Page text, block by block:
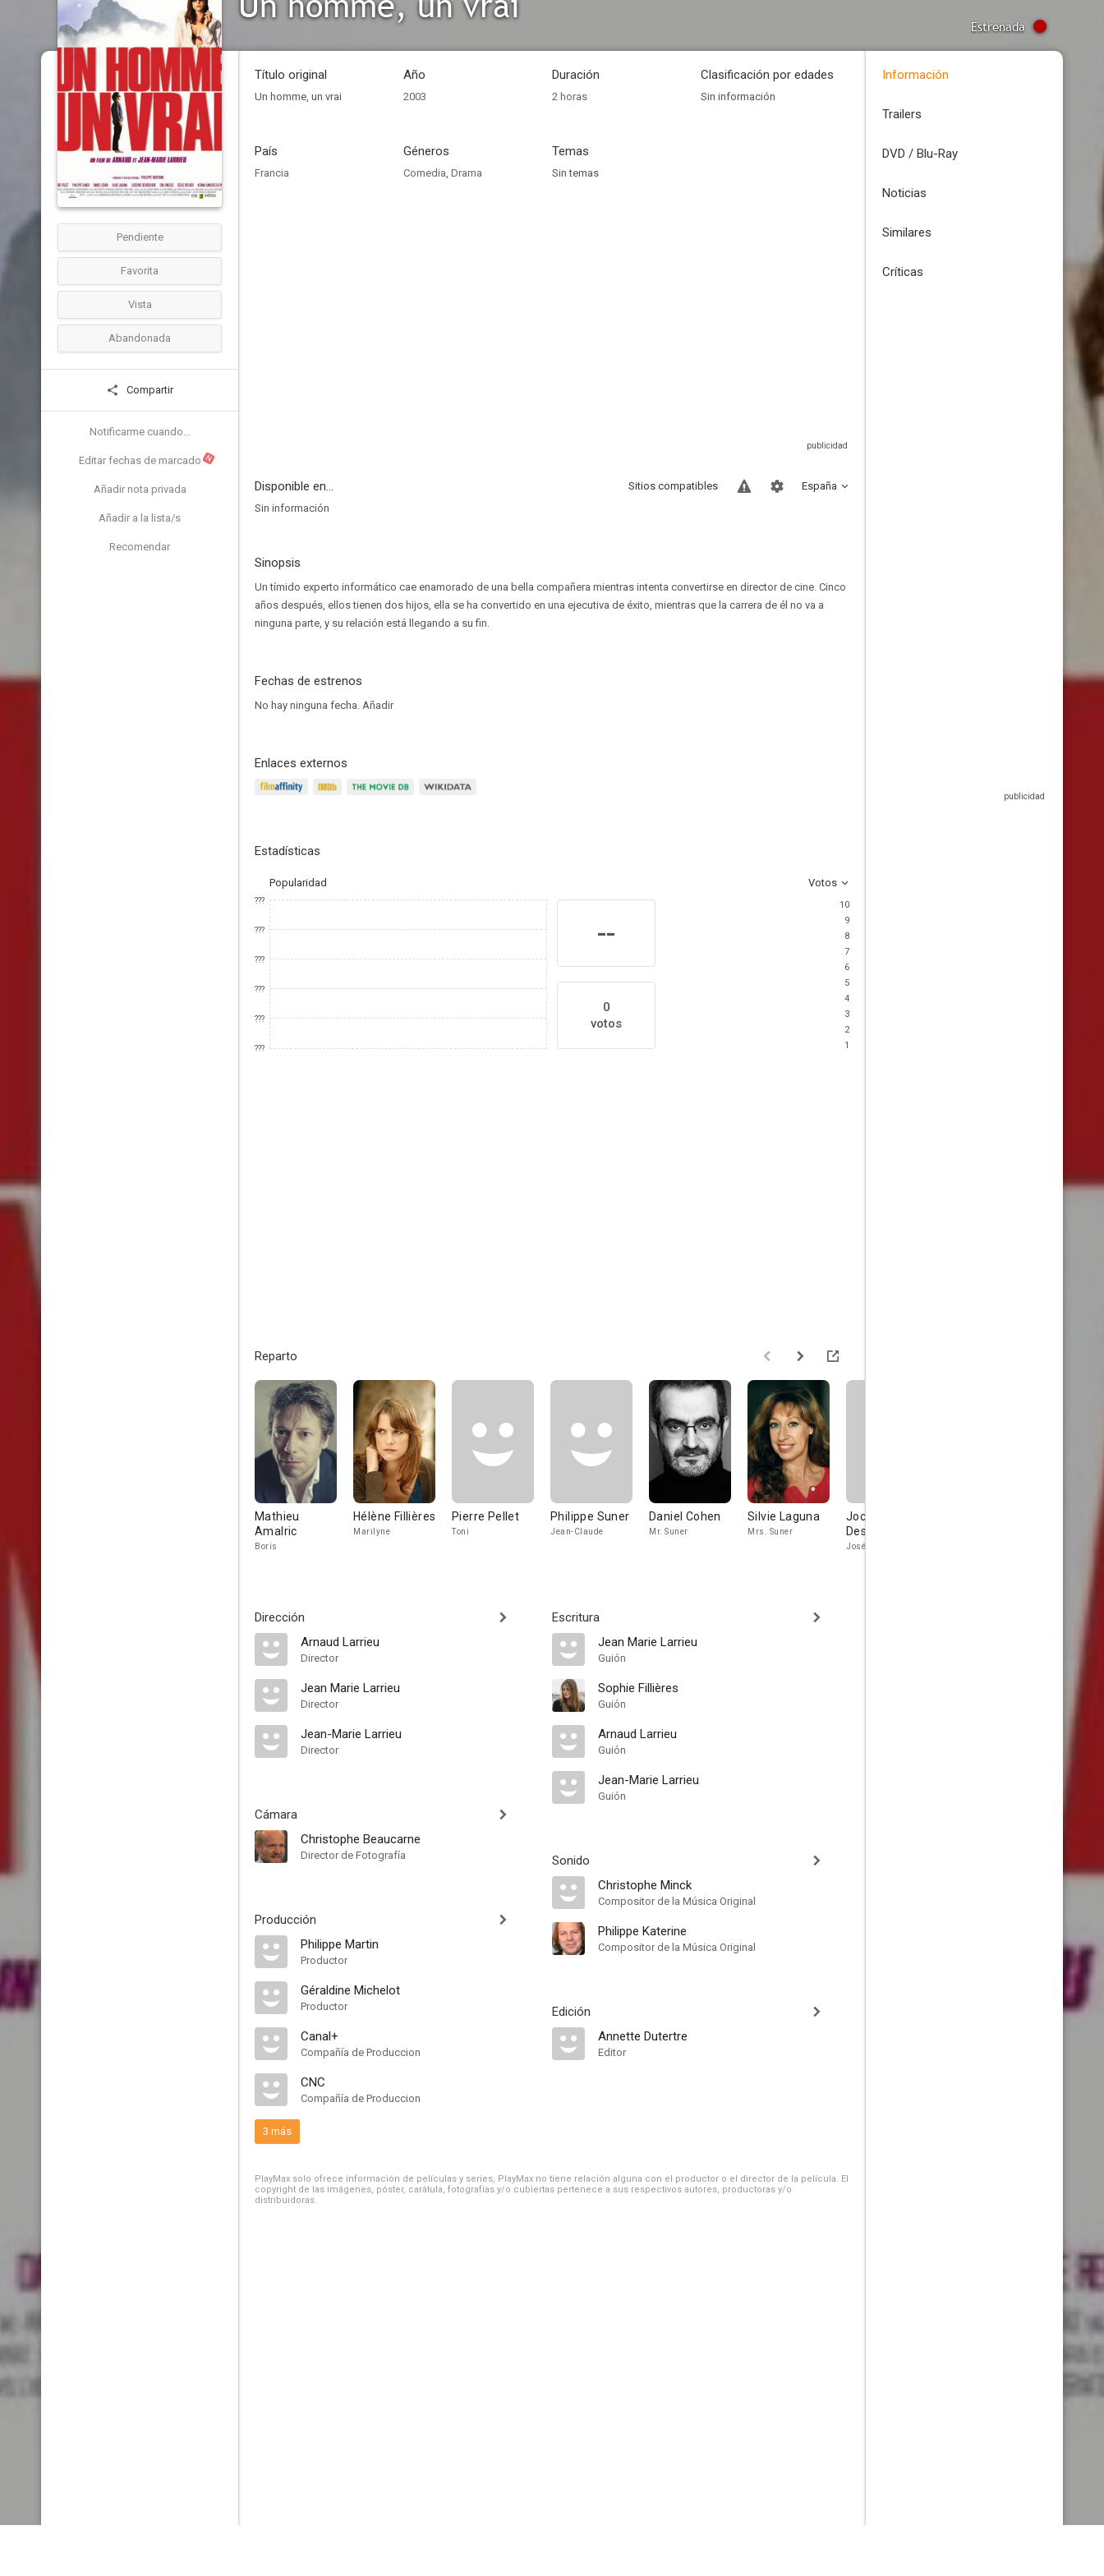
Estrenada
Pendiente
Favorita
Vista
Abandonada
Compartir
Notificarme cuando...
Editar fechas de marcado N
Añadir nota privada
Añadir a la lista/s
Recomendar
Título original
Un homme, un vrai
Año
2003
Duración
2 horas
Clasificación por edades
Sin información
País
Francia
Géneros
Comedia, Drama
Temas
Sin temas
Disponible en... España
Sitios compatibles
Sin información
Sinopsis
Un tímido experto informático cae enamorado de una bella compañera mientras intenta convertirse en director de cine. Cinco
años después, ellos tienen dos hijos, ella se ha convertido en una ejecutiva de éxito, mientras que la carrera de él no va a
ninguna parte, y su relación está llegando a su fin.
Fechas de estrenos
No hay ninguna fecha. Añadir
Enlaces externos
Estadísticas
Popularidad Votos
???
???
???
???
???
???
--
0
votos
10
9
8
7
6
5
4
3
2
1
Reparto
Mathieu
Amalric
Boris
Hélène Fillières
Marilyne
Pierre Pellet
Toni
Philippe Suner
Jean-Claude
Daniel Cohen
Mr. Suner
Silvie Laguna
Mrs. Suner
Jocelyne
Desverchère
Josépha
Dirección
Arnaud Larrieu
Director
Jean Marie Larrieu
Director
Jean-Marie Larrieu
Director
Cámara
Christophe Beaucarne
Director de Fotografía
Producción
Philippe Martin
Productor
Géraldine Michelot
Productor
Canal+
Compañía de Produccion
CNC
Compañía de Produccion
3 más
Escritura
Jean Marie Larrieu
Guión
Sophie Fillières
Guión
Arnaud Larrieu
Guión
Jean-Marie Larrieu
Guión
Sonido
Christophe Minck
Compositor de la Música Original
Philippe Katerine
Compositor de la Música Original
Edición
Annette Dutertre
Editor
PlayMax solo ofrece información de películas y series, PlayMax no tiene relación alguna con el productor o el director de la película. El
copyright de las imágenes, póster, carátula, fotografías y/o cubiertas pertenece a sus respectivos autores, productoras y/o
distribuidoras.
Información
Trailers
DVD / Blu-Ray
Noticias
Similares
Críticas